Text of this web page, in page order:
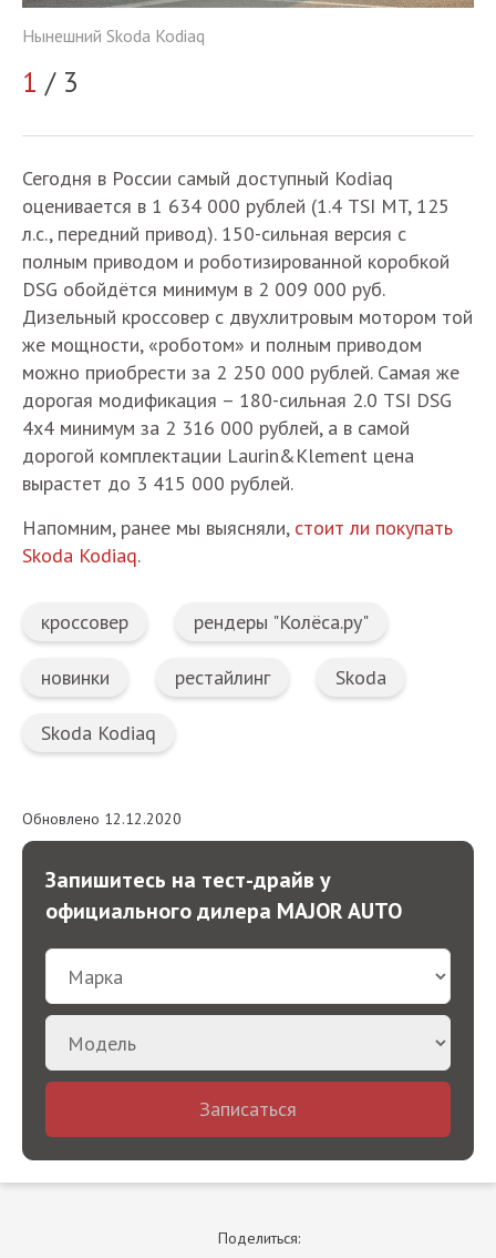
Нынешний Skoda Kodiaq
1 / 3
Сегодня в России самый доступный Kodiaq
оценивается в 1 634 000 рублей (1.4 TSI MT, 125
л.с., передний привод). 150-сильная версия с
полным приводом и роботизированной коробкой
DSG обойдётся минимум в 2 009 000 руб.
Дизельный кроссовер с двухлитровым мотором той
же мощности, «роботом» и полным приводом
можно приобрести за 2 250 000 рублей. Самая же
дорогая модификация – 180-сильная 2.0 TSI DSG
4x4 минимум за 2 316 000 рублей, а в самой
дорогой комплектации Laurin&Klement цена
вырастет до 3 415 000 рублей.
Напомним, ранее мы выясняли, стоит ли покупать
Skoda Kodiaq.
кроссовер рендеры "Колёса.ру"
новинки рестайлинг Skoda
Skoda Kodiaq
Обновлено 12.12.2020
Запишитесь на тест-драйв у
официального дилера MAJOR AUTO
Записаться
Поделиться: